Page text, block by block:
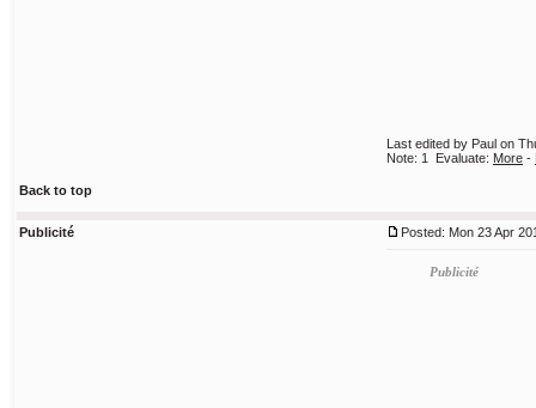
Last edited by Paul on
Note: 1 Evaluate: More -
Back to top
Publicité Posted: Mon 23 Apr
Publicité